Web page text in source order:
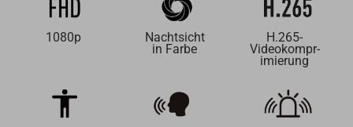
1080p
Nachtsicht
in Farbe
H.265-
Videokompr-
imierung